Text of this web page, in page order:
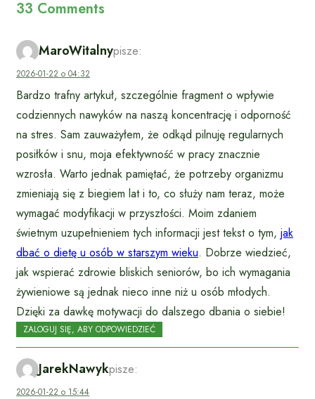
33 Comments
MaroWitalnypisze:
2026-01-22 o 04:32
Bardzo trafny artykuł, szczególnie fragment o wpływie
codziennych nawyków na naszą koncentrację i odporność
na stres. Sam zauważyłem, że odkąd pilnuję regularnych
posiłków i snu, moja efektywność w pracy znacznie
wzrosła. Warto jednak pamiętać, że potrzeby organizmu
zmieniają się z biegiem lat i to, co służy nam teraz, może
wymagać modyfikacji w przyszłości. Moim zdaniem
świetnym uzupełnieniem tych informacji jest tekst o tym, jak
dbać o dietę u osób w starszym wieku. Dobrze wiedzieć,
jak wspierać zdrowie bliskich seniorów, bo ich wymagania
żywieniowe są jednak nieco inne niż u osób młodych.
Dzięki za dawkę motywacji do dalszego dbania o siebie!
ZALOGUJ SIĘ, ABY ODPOWIEDZIEĆ
JarekNawykpisze:
2026-01-22 o 15:44